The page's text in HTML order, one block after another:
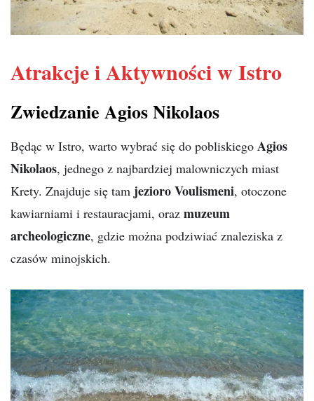
Atrakcje i Aktywności w Istro
Zwiedzanie Agios Nikolaos
Będąc w Istro, warto wybrać się do pobliskiego Agios
Nikolaos, jednego z najbardziej malowniczych miast
Krety. Znajduje się tam jezioro Voulismeni, otoczone
kawiarniami i restauracjami, oraz muzeum
archeologiczne, gdzie można podziwiać znaleziska z
czasów minojskich.